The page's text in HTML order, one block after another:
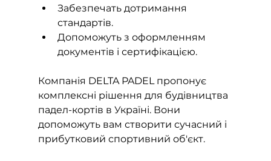
Забезпечать дотримання
стандартів.
Допоможуть з оформленням
документів і сертифікацією.
Компанія DELTA PADEL пропонує
комплексні рішення для будівництва
падел-кортів в Україні. Вони
допоможуть вам створити сучасний і
прибутковий спортивний об'єкт.